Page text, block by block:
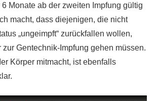
6 Monate ab der zweiten Impfung gültig
macht, dass diejenigen, die nicht
„ungeimpft“ zurückfallen wollen,
zur Gentechnik-Impfung gehen müssen.
Körper mitmacht, ist ebenfalls